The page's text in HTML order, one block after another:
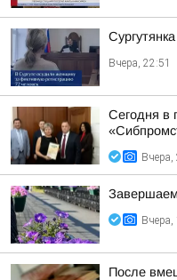
Вчера, 22:51
Сегодня в
Вчера,
Вчера,
После